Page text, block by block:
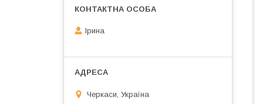
Ірина
Черкаси, Україна